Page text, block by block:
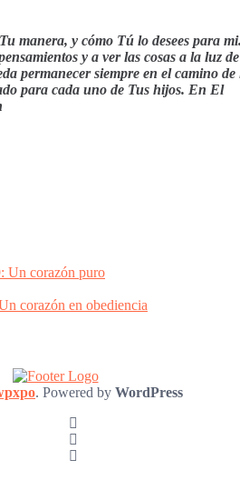
manera, y cómo Tú lo desees para
y a ver las cosas a la luz de
permanecer siempre en el camino de
para cada uno de Tus hijos. En El
Un corazón puro
corazón en obediencia
. Powered by WordPress